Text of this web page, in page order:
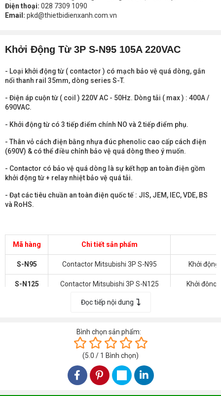
Điện thoại: 028 7309 1090
Email: pkd@thietbidienxanh.com.vn
Khởi Động Từ 3P S-N95 105A 220VAC
- Loại khởi động từ ( contactor ) có mạch bảo vệ quá dòng, gắn
nổi thanh rail 35mm, dòng series S-T.
- Điện áp cuộn từ ( coil ) 220V AC - 50Hz. Dòng tải ( max ) : 400A /
690VAC.
- Khởi động từ có 3 tiếp điểm chính NO và 2 tiếp điểm phụ.
- Thân vỏ cách điện bằng nhựa đúc phenolic cao cấp cách điện
(690V) & có thể điều chỉnh bảo vệ quá dòng theo ý muốn.
- Contactor có bảo vệ quá dòng là sự kết hợp an toàn điện gồm
khởi động từ + relay nhiệt bảo vệ quá tải.
- Đạt các tiêu chuần an toàn điện quốc tế : JIS, JEM, IEC, VDE, BS
và RoHS.
Mã hàng Chi tiết sản phẩm
S-N95 Contactor Mitsubishi 3P S-N95 Khởi
S-N125 Contactor Mitsubishi 3P S-N125 Khởi động
Contactor Mitsubishi 3P S-N150
Contactor Mitsubishi 3P S-N220
Contactor Mitsubishi 3P S-N400
Đọc tiếp nội dung
Bình chọn sản phẩm:
(5.0 / 1 Bình chọn)